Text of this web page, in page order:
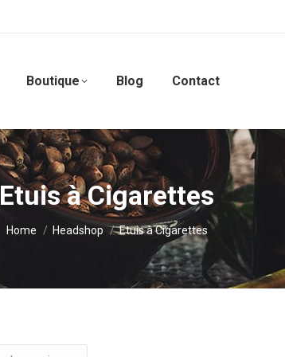
Boutique Blog Contact
Etuis à Cigarettes
You are here:
Home Headshop Etuis à Cigarettes